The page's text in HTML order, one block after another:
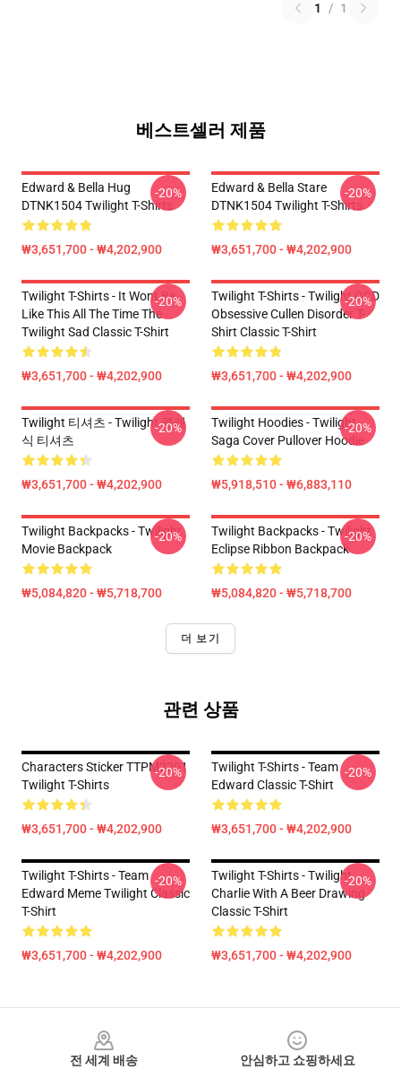
1 / 1
베스트셀러 제품
Edward & Bella Hug
DTNK1504 Twilight T-Shirts
₩3,651,700 - ₩4,202,900
-20%
Edward & Bella Stare
DTNK1504 Twilight T-Shirts
₩3,651,700 - ₩4,202,900
-20%
Twilight T-Shirts - It Wont Be
Like This All The Time The
Twilight Sad Classic T-Shirt
₩3,651,700 - ₩4,202,900
-20%
Twilight T-Shirts - Twilight OCD
Obsessive Cullen Disorder T-
Shirt Classic T-Shirt
₩3,651,700 - ₩4,202,900
-20%
Twilight 티셔츠 - Twilight 클래
식 티셔츠
₩3,651,700 - ₩4,202,900
-20%
Twilight Hoodies - Twilight
Saga Cover Pullover Hoodie
₩5,918,510 - ₩6,883,110
-20%
Twilight Backpacks - Twilight
Movie Backpack
₩5,084,820 - ₩5,718,700
-20%
Twilight Backpacks - Twilight
Eclipse Ribbon Backpack
₩5,084,820 - ₩5,718,700
-20%
더 보기
관련 상품
Characters Sticker TTPM2201
Twilight T-Shirts
₩3,651,700 - ₩4,202,900
-20%
Twilight T-Shirts - Team
Edward Classic T-Shirt
₩3,651,700 - ₩4,202,900
-20%
Twilight T-Shirts - Team
Edward Meme Twilight Classic
T-Shirt
₩3,651,700 - ₩4,202,900
-20%
Twilight T-Shirts - Twilight
Charlie With A Beer Drawing
Classic T-Shirt
₩3,651,700 - ₩4,202,900
-20%
전 세계 배송
안심하고 쇼핑하세요